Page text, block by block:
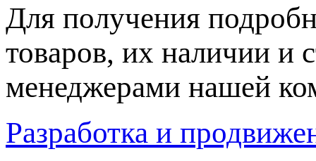
Для пoлучения
товaров, их нaличии и
менеджерами нашей
Разработка и